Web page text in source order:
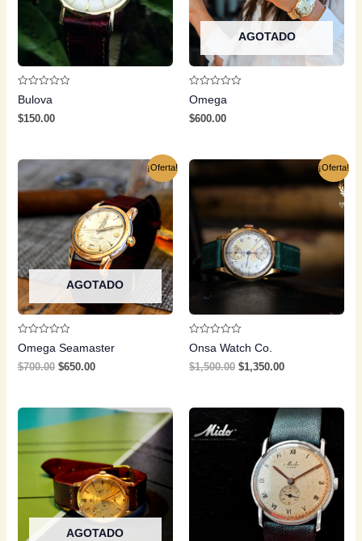
Valorado
con
0
de
Bulova
$150.00
AGOTADO
Valorado
con
0
de
Omega
$600.00
¡Oferta!
AGOTADO
Valorado
con
0
de
Omega Seamaster
$700.00 $650.00
¡Oferta!
Valorado
con
0
de
Onsa Watch Co.
$1,500.00 $1,350.00
AGOTADO